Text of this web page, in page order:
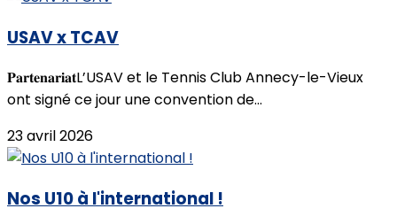
USAV x TCAV
𝐏𝐚𝐫𝐭𝐞𝐧𝐚𝐫𝐢𝐚𝐭L’USAV et le Tennis Club Annecy-le-Vieux
ont signé ce jour une convention de...
23 avril 2026
Nos U10 à l'international !